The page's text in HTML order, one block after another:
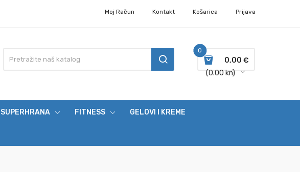
Moj Račun Kontakt Košarica Prijava
0
0,00 €
(0.00 kn)
SUPERHRANA FITNESS GELOVI I KREME